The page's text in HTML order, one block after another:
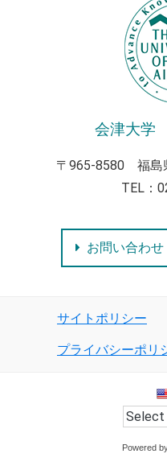
会津大学
〒965-8580 福島
TEL：
お問い合わせ
サイトポリシー
プライバシーポリ
Powered